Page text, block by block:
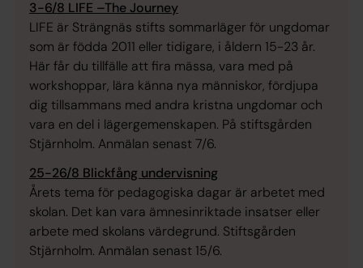
3-6/8 LIFE –The Journey
LIFE är Strängnäs stifts sommarläger för ungdomar
som är födda 2011 eller tidigare, i åldern 15-23 år.
Här får du tillfälle att fira mässa, vara med på
workshoppar, lära känna nya människor, fördjupa
dig tillsammans med andra kristna ungdomar och
vara en del i lägergemenskapen. På stiftsgården
Stjärnholm. Anmälan senast 7/6.
25-26/8 Blickfång undervisning
Årets tema för pedagogiska dagar är arbetet med
skolan. Det kan vara ämnesinriktade insatser eller
arbete med skolans värdegrund. Stiftsgården
Stjärnholm. Anmälan senast 15/6.